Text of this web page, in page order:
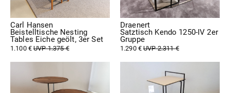
Carl Hansen
Beistelltische Nesting
Tables Eiche geölt, 3er Set
1.100 €UVP 1.375 €
Draenert
Satztisch Kendo 1250-IV 2er
Gruppe
1.290 €UVP 2.311 €